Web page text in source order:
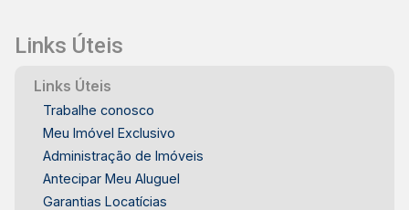
Links Úteis
Links Úteis
Trabalhe conosco
Meu Imóvel Exclusivo
Administração de Imóveis
Antecipar Meu Aluguel
Garantias Locatícias